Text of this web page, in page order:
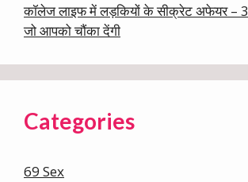
कॉलेज लाइफ में लड़कियों के सीक्रेट अफेयर – 3
जो आपको चौंका देंगी
Categories
69 Sex